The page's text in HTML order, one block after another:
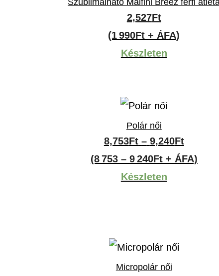
Szublimálható Malfini Breez férfi
2,527Ft
(1 990Ft + ÁFA)
Készleten
Polár női
8,753Ft – 9,240Ft
8,753Ft
(8 753 – 9 240Ft + ÁFA)
Készleten
Micropolár női